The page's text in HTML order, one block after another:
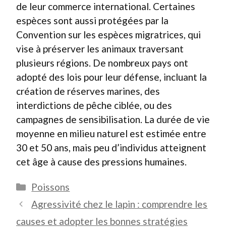
de leur commerce international. Certaines
espèces sont aussi protégées par la
Convention sur les espèces migratrices, qui
vise à préserver les animaux traversant
plusieurs régions. De nombreux pays ont
adopté des lois pour leur défense, incluant la
création de réserves marines, des
interdictions de pêche ciblée, ou des
campagnes de sensibilisation. La durée de vie
moyenne en milieu naturel est estimée entre
30 et 50 ans, mais peu d’individus atteignent
cet âge à cause des pressions humaines.
Catégories
Poissons
Agressivité chez le lapin : comprendre les
causes et adopter les bonnes stratégies